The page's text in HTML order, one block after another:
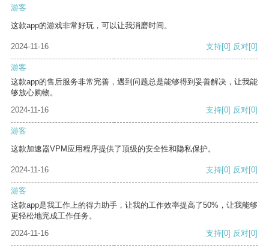
游客
这款app的游戏非常好玩，可以让我消磨时间。
2024-11-16 支持[0] 反对[0]
游客
这款app的售后服务非常完善，遇到问题总是能够得到妥善解决，让我能
够放心购物。
2024-11-16
支持[0] 反对[0]
游客
这款加速器VPM应用程序提供了顶级的安全性和隐私保护。
2024-11-16 支持[0] 反对[0]
游客
这款app是我工作上的得力助手，让我的工作效率提高了50%，让我能够
更轻松地完成工作任务。
2024-11-16
支持[0] 反对[0]